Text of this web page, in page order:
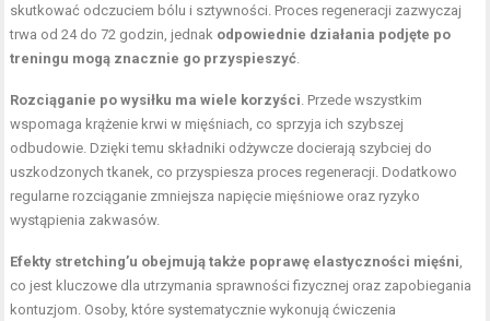
skutkować odczuciem bólu i sztywności. Proces regeneracji zazwyczaj
trwa od 24 do 72 godzin, jednak odpowiednie działania podjęte po
treningu mogą znacznie go przyspieszyć.
Rozciąganie po wysiłku ma wiele korzyści. Przede wszystkim
wspomaga krążenie krwi w mięśniach, co sprzyja ich szybszej
odbudowie. Dzięki temu składniki odżywcze docierają szybciej do
uszkodzonych tkanek, co przyspiesza proces regeneracji. Dodatkowo
regularne rozciąganie zmniejsza napięcie mięśniowe oraz ryzyko
wystąpienia zakwasów.
Efekty stretching’u obejmują także poprawę elastyczności mięśni,
co jest kluczowe dla utrzymania sprawności fizycznej oraz zapobiegania
kontuzjom. Osoby, które systematycznie wykonują ćwiczenia